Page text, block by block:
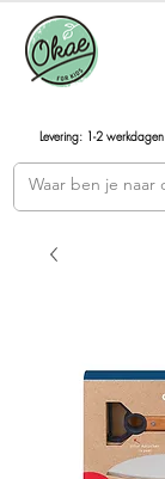
Levering: 1-2 werkdagen